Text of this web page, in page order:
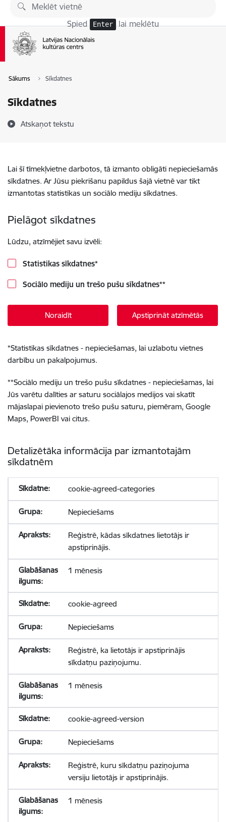
Pāriet uz lapas saturu
Spied Enter lai meklētu
Sākums Sīkdatnes
Sīkdatnes
Atskaņot tekstu
Lai šī tīmekļvietne darbotos, tā izmanto obligāti nepieciešamās
sīkdatnes. Ar Jūsu piekrišanu papildus šajā vietnē var tikt
izmantotas statistikas un sociālo mediju sīkdatnes.
Pielāgot sīkdatnes
Lūdzu, atzīmējiet savu izvēli:
Statistikas sīkdatnes*
Sociālo mediju un trešo pušu sīkdatnes**
Noraidīt Apstiprināt atzīmētās
*Statistikas sīkdatnes - nepieciešamas, lai uzlabotu vietnes
darbību un pakalpojumus.
**Sociālo mediju un trešo pušu sīkdatnes - nepieciešamas, lai
Jūs varētu dalīties ar saturu sociālajos medijos vai skatīt
mājaslapai pievienoto trešo pušu saturu, piemēram, Google
Maps, PowerBI vai citus.
Detalizētāka informācija par izmantotajām
sīkdatnēm
cookie-agreed-categories
Nepieciešams
Reģistrē, kādas sīkdatnes lietotājs ir
apstiprinājis.
1 mēnesis
cookie-agreed
Nepieciešams
Reģistrē, ka lietotājs ir apstiprinājis
sīkdatņu paziņojumu.
1 mēnesis
cookie-agreed-version
Nepieciešams
Reģistrē, kuru sīkdatņu paziņojuma
versiju lietotājs ir apstiprinājis.
1 mēnesis